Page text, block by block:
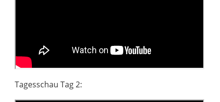
Tagesschau Tag 2: